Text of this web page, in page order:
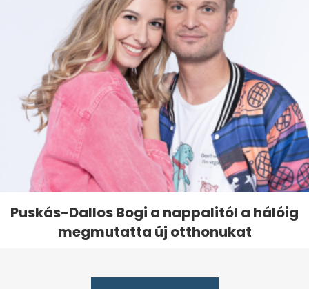
Puskás-Dallos Bogi a nappalitól a hálóig
megmutatta új otthonukat